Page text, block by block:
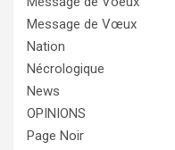
Message de Vœux
Nation
Nécrologique
News
OPINIONS
Page Noir